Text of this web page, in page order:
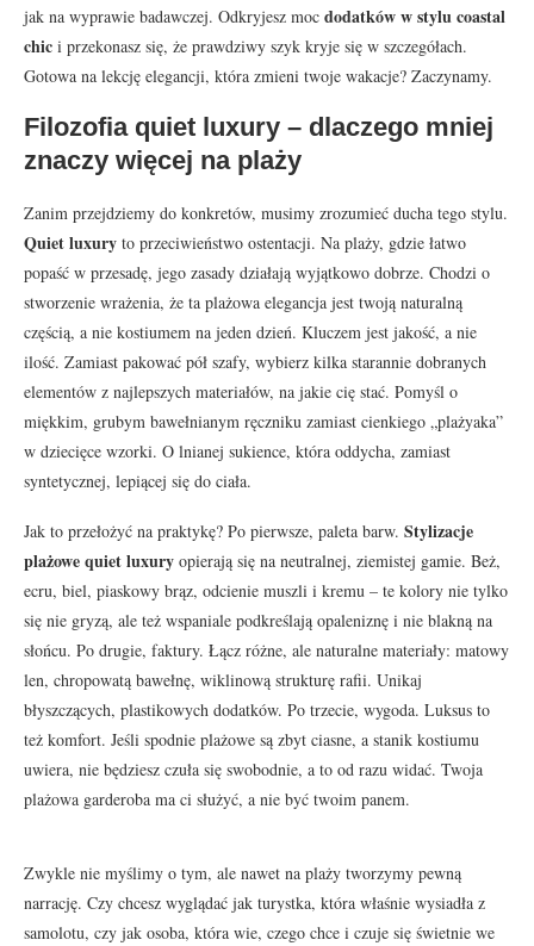
jak na wyprawie badawczej. Odkryjesz moc dodatków w stylu coastal
chic i przekonasz się, że prawdziwy szyk kryje się w szczegółach.
Gotowa na lekcję elegancji, która zmieni twoje wakacje? Zaczynamy.
Filozofia quiet luxury – dlaczego mniej
znaczy więcej na plaży
Zanim przejdziemy do konkretów, musimy zrozumieć ducha tego stylu.
Quiet luxury to przeciwieństwo ostentacji. Na plaży, gdzie łatwo
popaść w przesadę, jego zasady działają wyjątkowo dobrze. Chodzi o
stworzenie wrażenia, że ta plażowa elegancja jest twoją naturalną
częścią, a nie kostiumem na jeden dzień. Kluczem jest jakość, a nie
ilość. Zamiast pakować pół szafy, wybierz kilka starannie dobranych
elementów z najlepszych materiałów, na jakie cię stać. Pomyśl o
miękkim, grubym bawełnianym ręczniku zamiast cienkiego „plażyaka”
w dziecięce wzorki. O lnianej sukience, która oddycha, zamiast
syntetycznej, lepiącej się do ciała.
Jak to przełożyć na praktykę? Po pierwsze, paleta barw. Stylizacje
plażowe quiet luxury opierają się na neutralnej, ziemistej gamie. Beż,
ecru, biel, piaskowy brąz, odcienie muszli i kremu – te kolory nie tylko
się nie gryzą, ale też wspaniale podkreślają opaleniznę i nie blakną na
słońcu. Po drugie, faktury. Łącz różne, ale naturalne materiały: matowy
len, chropowatą bawełnę, wiklinową strukturę rafii. Unikaj
błyszczących, plastikowych dodatków. Po trzecie, wygoda. Luksus to
też komfort. Jeśli spodnie plażowe są zbyt ciasne, a stanik kostiumu
uwiera, nie będziesz czuła się swobodnie, a to od razu widać. Twoja
plażowa garderoba ma ci służyć, a nie być twoim panem.
Zwykle nie myślimy o tym, ale nawet na plaży tworzymy pewną
narrację. Czy chcesz wyglądać jak turystka, która właśnie wysiadła z
samolotu, czy jak osoba, która wie, czego chce i czuje się świetnie we